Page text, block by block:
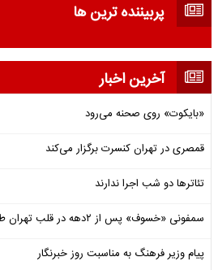
پربیننده ترین ها
آخرین اخبار
«بایکوت» روی صحنه می‌رود
قمصری در تهران کنسرت برگزار می‌کند
تئاترها دو شب اجرا ندارند
سمفونی «خسوف» پس از ۲دهه در قلب تهران طنین انداز شد
پیام وزیر فرهنگ به مناسبت روز خبرنگار